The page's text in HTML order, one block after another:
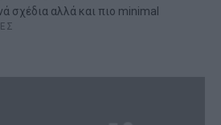
σχέδια αλλά και πιο minimal